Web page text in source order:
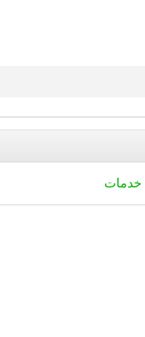
خدمات